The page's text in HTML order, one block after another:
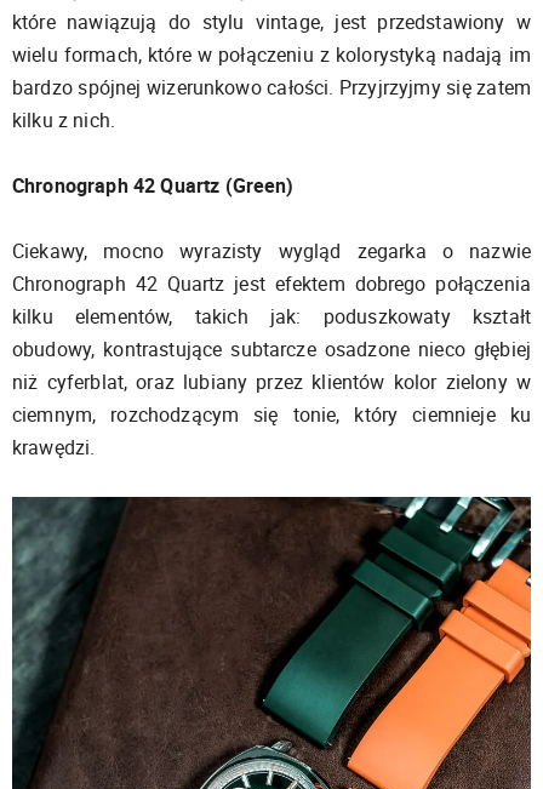
które nawiązują do stylu vintage, jest przedstawiony w
wielu formach, które w połączeniu z kolorystyką nadają im
bardzo spójnej wizerunkowo całości. Przyjrzyjmy się zatem
kilku z nich.
Chronograph 42 Quartz (Green)
Ciekawy, mocno wyrazisty wygląd zegarka o nazwie
Chronograph 42 Quartz jest efektem dobrego połączenia
kilku elementów, takich jak: poduszkowaty kształt
obudowy, kontrastujące subtarcze osadzone nieco głębiej
niż cyferblat, oraz lubiany przez klientów kolor zielony w
ciemnym, rozchodzącym się tonie, który ciemnieje ku
krawędzi.